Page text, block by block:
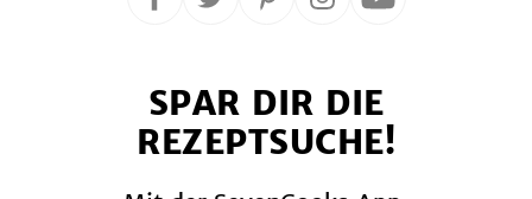
Folge
Facebook
Folge
Twitter
Folge
Pinterest
Folge
Instagram
Folge
YouTube
SPAR DIR DIE
REZEPTSUCHE!